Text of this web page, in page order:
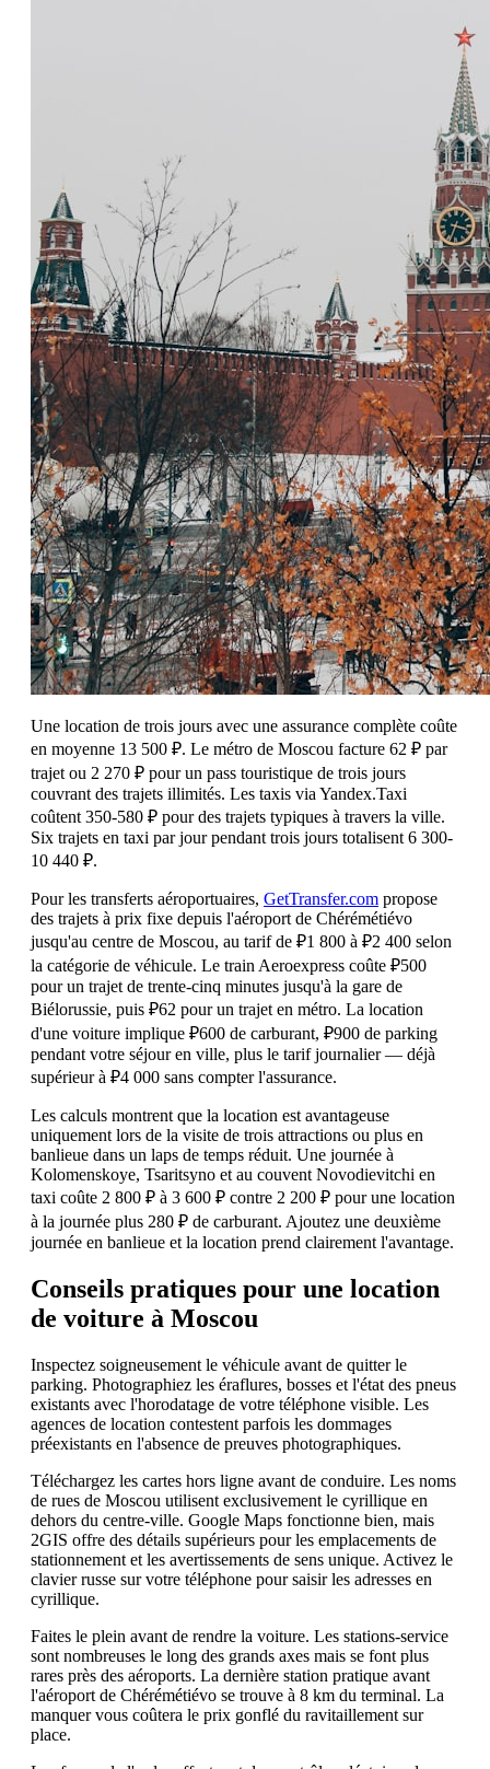
Une location de trois jours avec une assurance complète coûte
en moyenne 13 500 ₽. Le métro de Moscou facture 62 ₽ par
trajet ou 2 270 ₽ pour un pass touristique de trois jours
couvrant des trajets illimités. Les taxis via Yandex.Taxi
coûtent 350-580 ₽ pour des trajets typiques à travers la ville.
Six trajets en taxi par jour pendant trois jours totalisent 6 300-
10 440 ₽.
Pour les transferts aéroportuaires, GetTransfer.com propose
des trajets à prix fixe depuis l'aéroport de Chérémétiévo
jusqu'au centre de Moscou, au tarif de ₽1 800 à ₽2 400 selon
la catégorie de véhicule. Le train Aeroexpress coûte ₽500
pour un trajet de trente-cinq minutes jusqu'à la gare de
Biélorussie, puis ₽62 pour un trajet en métro. La location
d'une voiture implique ₽600 de carburant, ₽900 de parking
pendant votre séjour en ville, plus le tarif journalier — déjà
supérieur à ₽4 000 sans compter l'assurance.
Les calculs montrent que la location est avantageuse
uniquement lors de la visite de trois attractions ou plus en
banlieue dans un laps de temps réduit. Une journée à
Kolomenskoye, Tsaritsyno et au couvent Novodievitchi en
taxi coûte 2 800 ₽ à 3 600 ₽ contre 2 200 ₽ pour une location
à la journée plus 280 ₽ de carburant. Ajoutez une deuxième
journée en banlieue et la location prend clairement l'avantage.
Conseils pratiques pour une location
de voiture à Moscou
Inspectez soigneusement le véhicule avant de quitter le
parking. Photographiez les éraflures, bosses et l'état des pneus
existants avec l'horodatage de votre téléphone visible. Les
agences de location contestent parfois les dommages
préexistants en l'absence de preuves photographiques.
Téléchargez les cartes hors ligne avant de conduire. Les noms
de rues de Moscou utilisent exclusivement le cyrillique en
dehors du centre-ville. Google Maps fonctionne bien, mais
2GIS offre des détails supérieurs pour les emplacements de
stationnement et les avertissements de sens unique. Activez le
clavier russe sur votre téléphone pour saisir les adresses en
cyrillique.
Faites le plein avant de rendre la voiture. Les stations-service
sont nombreuses le long des grands axes mais se font plus
rares près des aéroports. La dernière station pratique avant
l'aéroport de Chérémétiévo se trouve à 8 km du terminal. La
manquer vous coûtera le prix gonflé du ravitaillement sur
place.